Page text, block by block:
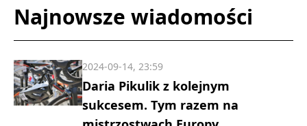
Najnowsze wiadomości
Daria Pikulik z kolejnym
sukcesem. Tym razem na
2024-09-14, 23:59